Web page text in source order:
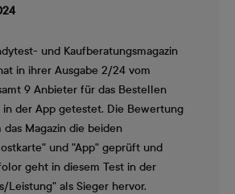
und Kaufberatungsmagazin
in ihrer Ausgabe 2/24 vom
9 Anbieter für das Bestellen
in der App getestet. Die Bewertung
Magazin die beiden
und "App" geprüft und
geht in diesem Test in der
Leistung" als Sieger hervor.